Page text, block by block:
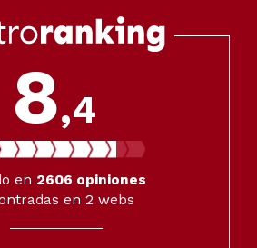
8,4
en 2606 opiniones
en 2 webs